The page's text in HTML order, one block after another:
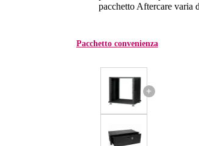
pacchetto Aftercare varia
Pacchetto convenienza
+